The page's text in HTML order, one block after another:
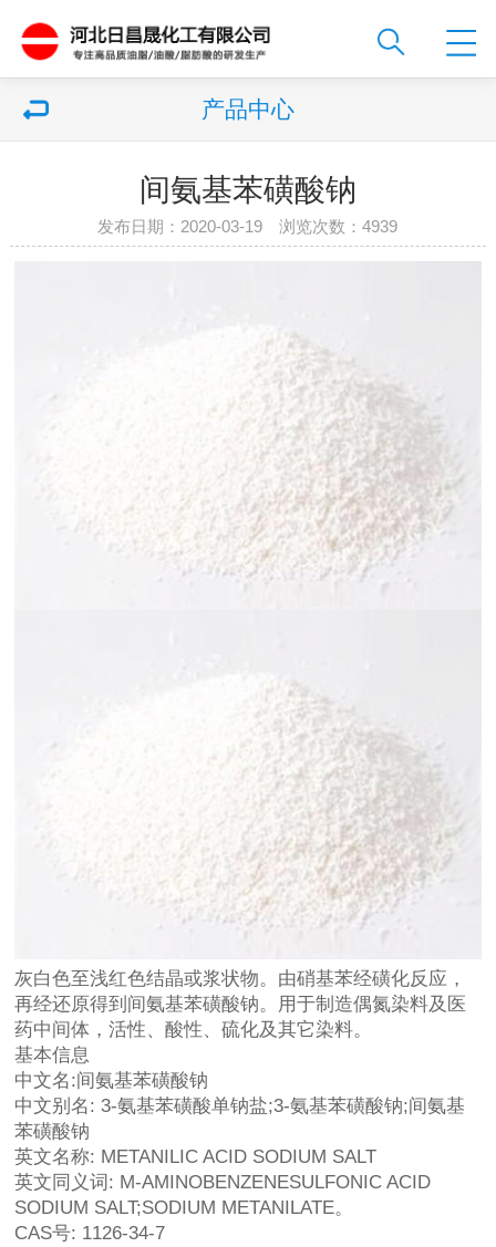
产品中心
间氨基苯磺酸钠
发布日期：2020-03-19 浏览次数：4939
灰白色至浅红色结晶或浆状物。由硝基苯经磺化反应，
再经还原得到间氨基苯磺酸钠。用于制造偶氮染料及医
药中间体，活性、酸性、硫化及其它染料。
基本信息
中文名:间氨基苯磺酸钠
中文别名: 3-氨基苯磺酸单钠盐;3-氨基苯磺酸钠;间氨基
苯磺酸钠
英文名称: METANILIC ACID SODIUM SALT
英文同义词: M-AMINOBENZENESULFONIC ACID
SODIUM SALT;SODIUM METANILATE。
CAS号: 1126-34-7